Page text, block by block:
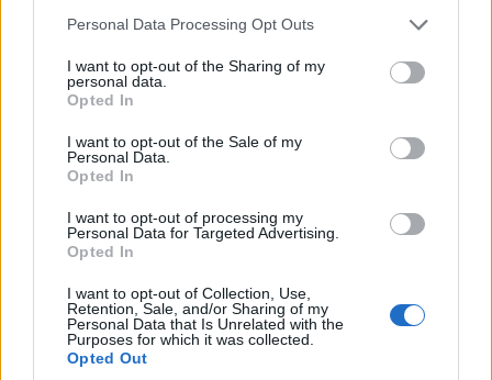
rechazar tal procesamiento. Puede cambiar sus preferencias
a este sitio y haciendo clic en el botón "Privacidad" en la
parte inferior de la página web.
Please note that this website/app uses one or more Google
services and may gather and store information including but
not limited to your visit or usage behaviour. You may click to
use your data for below specified purposes in below Google
consent section.
Personal Data Processing Opt Outs
I want to opt-out of the Sharing of my
personal data.
Opted In
I want to opt-out of the Sale of my
Personal Data.
Opted In
I want to opt-out of processing my
Personal Data for Targeted Advertising.
Opted In
I want to opt-out of Collection, Use,
Retention, Sale, and/or Sharing of my
Personal Data that Is Unrelated with the
Purposes for which it was collected.
Opted Out
Los pasaportes que más puertas abren ¿está el tuyo?